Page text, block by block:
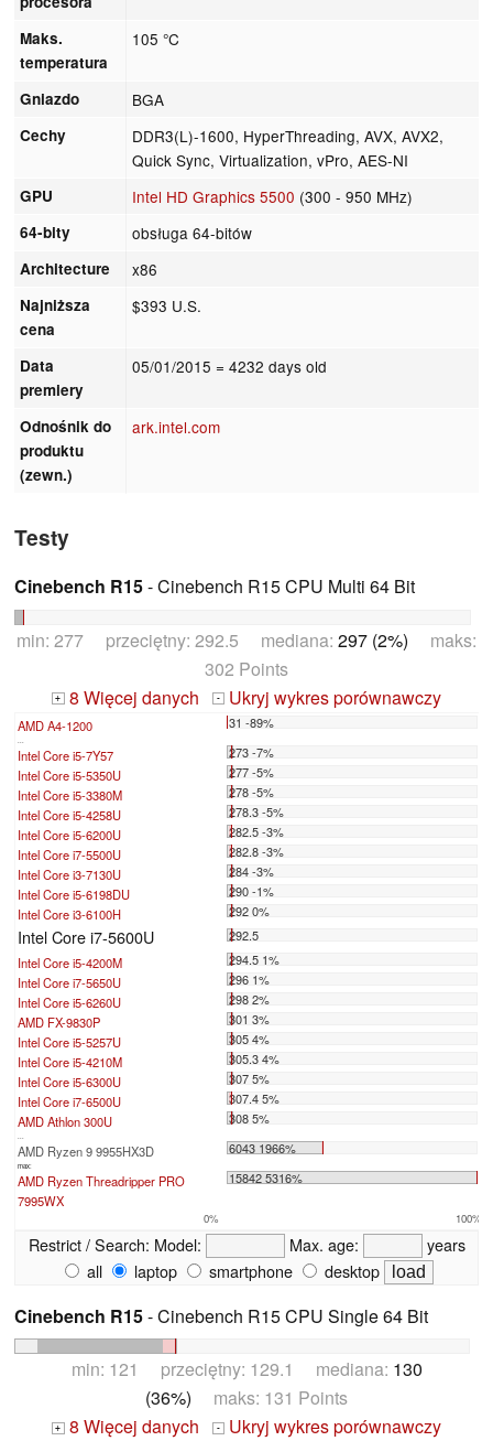
Maks.
temperatura
105 °C
Gniazdo BGA
Cechy
DDR3(L)-1600, HyperThreading, AVX, AVX2,
Quick Sync, Virtualization, vPro, AES-NI
GPU Intel HD Graphics 5500 (300 - 950 MHz)
64-bity obsługa 64-bitów
Architecture x86
Najniższa
cena
$393 U.S.
Data
premiery
05/01/2015 = 4232 days old
Odnośnik do
produktu
(zewn.)
ark.intel.com
Testy
Cinebench R15- Cinebench R15 CPU Multi 64 Bit
min: 277 przeciętny: 292.5 mediana: 297 (2%) maks:
302 Points
+ 8 Więcej danych - Ukryj wykres porównawczy
AMD A4-1200 31 -89%
Intel Core i5-7Y57
273 -7%
Intel Core i5-5350U
277 -5%
Intel Core i5-3380M
278 -5%
Intel Core i5-4258U
278.3 -5%
Intel Core i5-6200U
282.5 -3%
Intel Core i7-5500U
282.8 -3%
Intel Core i3-7130U
284 -3%
Intel Core i5-6198DU
290 -1%
Intel Core i3-6100H
292 0%
Intel Core i7-5600U
292.5
Intel Core i5-4200M
294.5 1%
Intel Core i7-5650U
296 1%
Intel Core i5-6260U
298 2%
AMD FX-9830P
301 3%
Intel Core i5-5257U
305 4%
Intel Core i5-4210M
305.3 4%
Intel Core i5-6300U
307 5%
Intel Core i7-6500U
307.4 5%
AMD Athlon 300U
308 5%
AMD Ryzen 9 9955HX3D 6043 1966%
max:
AMD Ryzen Threadripper PRO
7995WX
15842 5316%
0% 100%
Restrict / Search: Model: Max. age:
years
all
laptop smartphone desktop
Cinebench R15- Cinebench R15 CPU Single 64 Bit
min: 121 przeciętny: 129.1 mediana: 130
(36%) maks: 131 Points
+ 8 Więcej danych - Ukryj wykres porównawczy